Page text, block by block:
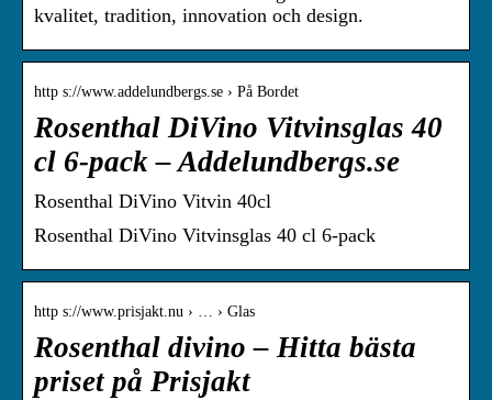
kvalitet, tradition, innovation och design.
http s://www.addelundbergs.se › På Bordet
Rosenthal DiVino Vitvinsglas 40
cl 6-pack – Addelundbergs.se
Rosenthal DiVino Vitvin 40cl
Rosenthal DiVino Vitvinsglas 40 cl 6-pack
http s://www.prisjakt.nu › … › Glas
Rosenthal divino – Hitta bästa
priset på Prisjakt